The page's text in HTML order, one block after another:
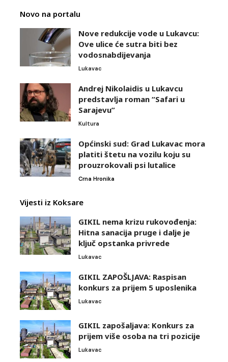
Novo na portalu
Nove redukcije vode u Lukavcu:
Ove ulice će sutra biti bez
vodosnabdijevanja
Lukavac
Andrej Nikolaidis u Lukavcu
predstavlja roman “Safari u
Sarajevu”
Kultura
Općinski sud: Grad Lukavac mora
platiti štetu na vozilu koju su
prouzrokovali psi lutalice
Crna Hronika
Vijesti iz Koksare
GIKIL nema krizu rukovođenja:
Hitna sanacija pruge i dalje je
ključ opstanka privrede
Lukavac
GIKIL ZAPOŠLJAVA: Raspisan
konkurs za prijem 5 uposlenika
Lukavac
GIKIL zapošaljava: Konkurs za
prijem više osoba na tri pozicije
Lukavac